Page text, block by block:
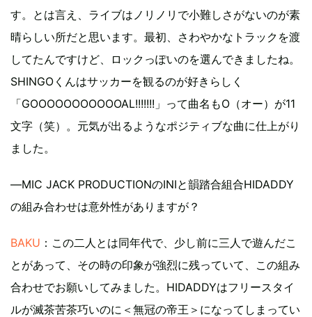
す。とは言え、ライブはノリノリで小難しさがないのが素
晴らしい所だと思います。最初、さわやかなトラックを渡
してたんですけど、ロックっぽいのを選んできましたね。
SHINGOくんはサッカーを観るのが好きらしく
「GOOOOOOOOOOOAL!!!!!!!」って曲名もO（オー）が11
文字（笑）。元気が出るようなポジティブな曲に仕上がり
ました。
―MIC JACK PRODUCTIONのINIと韻踏合組合HIDADDY
の組み合わせは意外性がありますが？
BAKU ：この二人とは同年代で、少し前に三人で遊んだこ
とがあって、その時の印象が強烈に残っていて、この組み
合わせでお願いしてみました。HIDADDYはフリースタイ
ルが滅茶苦茶巧いのに＜無冠の帝王＞になってしまってい